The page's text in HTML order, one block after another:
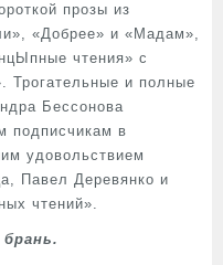
прозы из
«Добрее» и «Мадам»,
чтения» с
Трогательные и полные
Бессонова
подписчикам в
удовольствием
Павел Деревянко и
чтений».